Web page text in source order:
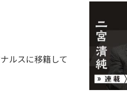
ルスに移籍して